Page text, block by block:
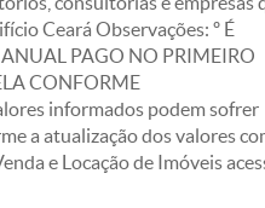
Ceará Observações: º É
PAGO NO PRIMEIRO
CONFORME
informados podem sofrer
a atualização dos valores
e Locação de Imóveis